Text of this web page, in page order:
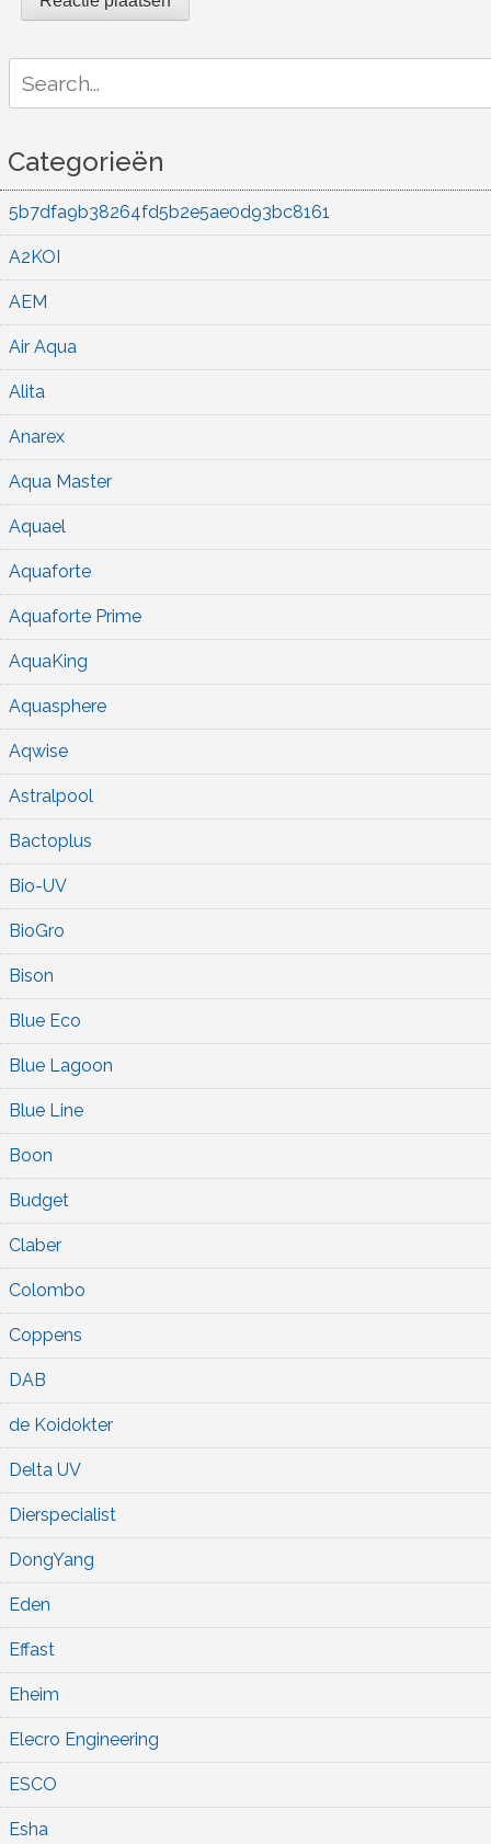
for:
Categorieën
5b7dfa9b38264fd5b2e5ae0d93bc8161
A2KOI
AEM
Air Aqua
Alita
Anarex
Aqua Master
Aquael
Aquaforte
Aquaforte Prime
AquaKing
Aquasphere
Aqwise
Astralpool
Bactoplus
Bio-UV
BioGro
Bison
Blue Eco
Blue Lagoon
Blue Line
Boon
Budget
Claber
Colombo
Coppens
DAB
de Koidokter
Delta UV
Dierspecialist
DongYang
Eden
Effast
Eheim
Elecro Engineering
ESCO
Esha